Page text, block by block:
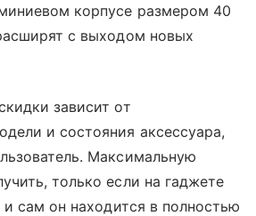
корпусе размером 40
с выходом новых
зависит от
и состояния аксессуара,
Максимальную
только если на гаджете
и сам он находится в полностью